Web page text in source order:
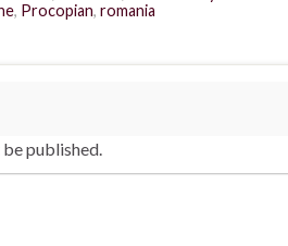
, Procopian, romania
published.